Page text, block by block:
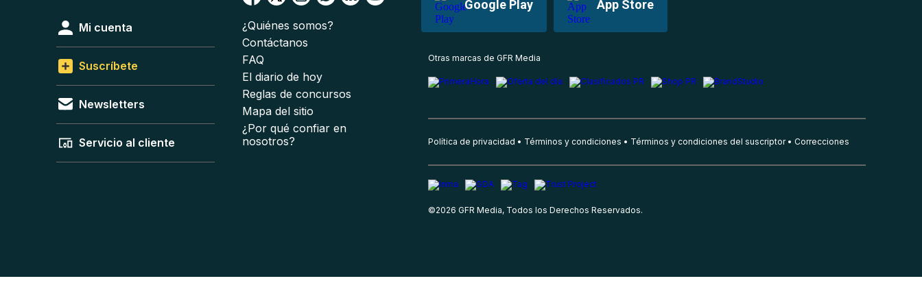
Google Play App Store
Mi cuenta
Suscríbete
Newsletters
Servicio al cliente
¿Quiénes somos?
Contáctanos
FAQ
El diario de hoy
Reglas de concursos
Mapa del sitio
¿Por qué confiar en
nosotros?
Otras marcas de GFR Media
Política de privacidad Términos y condiciones Términos y condiciones del suscriptor Correcciones
©2026 GFR Media, Todos los Derechos Reservados.